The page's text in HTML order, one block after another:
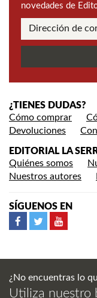
novedades de
¿TIENES DUDAS?
Cómo comprar
Devoluciones
EDITORIAL LA
Quiénes somos
Nuestros autores
SÍGUENOS EN
¿No encuentras lo
Utiliza nuestro